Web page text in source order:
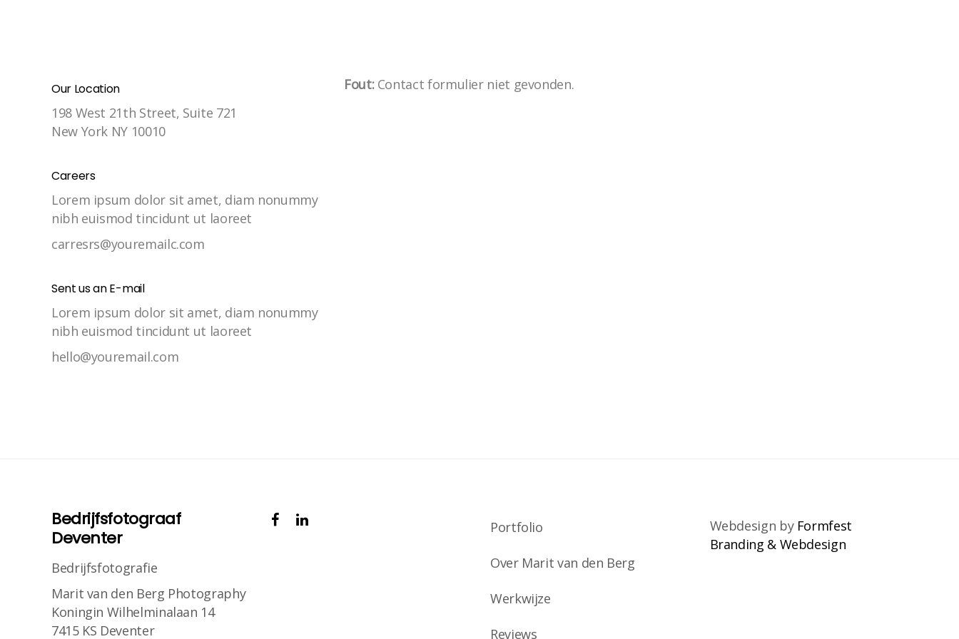
Our Location
198 West 21th Street, Suite 721
New York NY 10010
Careers
Lorem ipsum dolor sit amet, diam nonummy
nibh euismod tincidunt ut laoreet
carresrs@youremailc.com
Sent us an E-mail
Lorem ipsum dolor sit amet, diam nonummy
nibh euismod tincidunt ut laoreet
hello@youremail.com
Fout:Contact formulier niet gevonden.
Bedrijfsfotograaf
Deventer
Bedrijfsfotografie
Marit van den Berg Photography
Koningin Wilhelminalaan 14
7415 KS Deventer
Portfolio
Over Marit van den Berg
Werkwijze
Reviews
Webdesign by Formfest
Branding & Webdesign